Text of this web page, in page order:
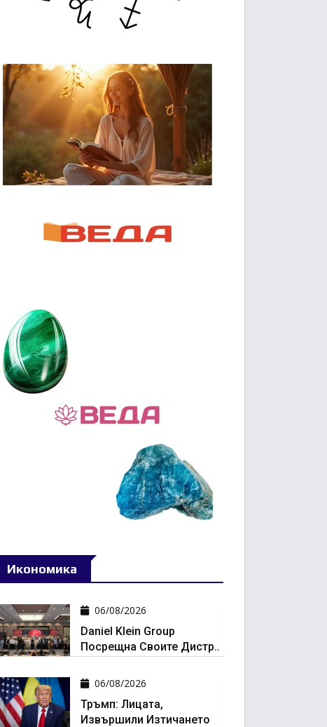
Икономика
06/08/2026
Daniel Klein Group
Посрещна Своите Дистр..
06/08/2026
Тръмп: Лицата,
Извършили Изтичането